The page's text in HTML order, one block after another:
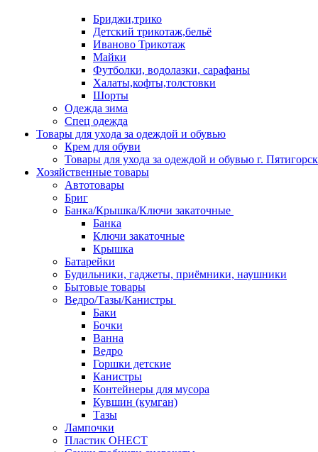
Бриджи,трико
Детский трикотаж,бельё
Иваново Трикотаж
Майки
Футболки, водолазки, сарафаны
Халаты,кофты,толстовки
Шорты
Одежда зима
Спец одежда
Товары для ухода за одеждой и обувью
Крем для обуви
Товары для ухода за одеждой и обувью г. Пятигорск
Хозяйственные товары
Автотовары
Бриг
Банка/Крышка/Ключи закаточные
Банка
Ключи закаточные
Крышка
Батарейки
Будильники, гаджеты, приёмники, наушники
Бытовые товары
Ведро/Тазы/Канистры
Баки
Бочки
Ванна
Ведро
Горшки детские
Канистры
Контейнеры для мусора
Кувшин (кумган)
Тазы
Лампочки
Пластик ОНЕСТ